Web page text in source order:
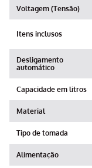
Voltagem (Tensão)
Itens inclusos
Desligamento
automático
Capacidade em litros
Material
Tipo de tomada
Alimentação